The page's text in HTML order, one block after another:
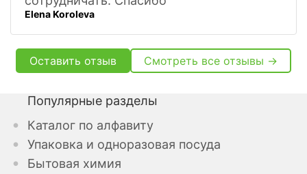
Elena Koroleva
Оставить отзыв Смотреть все отзывы →
Популярные разделы
Каталог по алфавиту
Упаковка и одноразовая посуда
Бытовая химия